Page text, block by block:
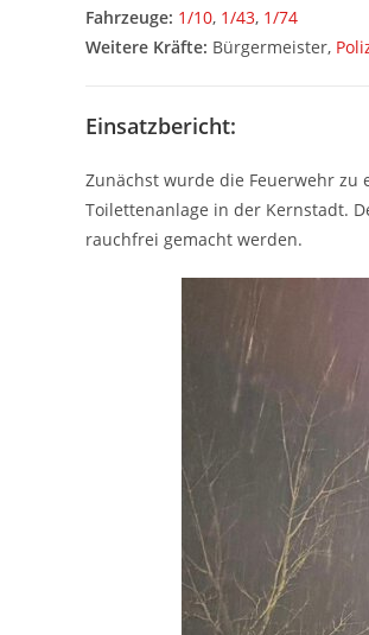
Fahrzeuge: 1/10, 1/43, 1/74
Weitere Kräfte: Bürgermeister,
Einsatzbericht:
Zunächst wurde die Feuerwehr
Toilettenanlage in der Kernstadt.
rauchfrei gemacht werden.